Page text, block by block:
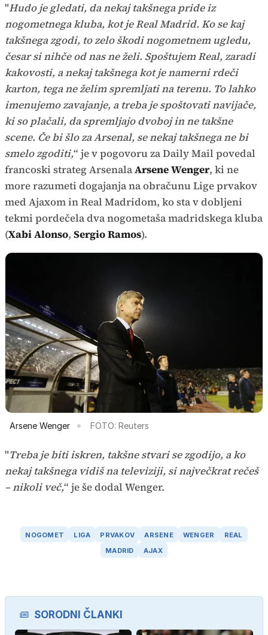
"Hudo je gledati, da nekaj takšnega pride iz
nogometnega kluba, kot je Real Madrid. Ko se kaj
takšnega zgodi, to zelo škodi nogometnem ugledu,
česar si nihče od nas ne želi. Spoštujem Real, zaradi
kakovosti, a nekaj takšnega kot je namerni rdeči
karton, tega ne želim spremljati na terenu. To lahko
imenujemo zavajanje, a treba je spoštovati navijače,
ki so plačali, da spremljajo dvoboj in ne takšne
scene. Če bi šlo za Arsenal, se nekaj takšnega ne bi
smelo zgoditi,“ je v pogovoru za Daily Mail povedal
francoski strateg ArsenalaArsene Wenger, ki ne
more razumeti dogajanja na obračunu Lige prvakov
med Ajaxom in Real Madridom, ko sta v dobljeni
tekmi pordečela dva nogometaša madridskega kluba
(Xabi Alonso, Sergio Ramos).
Arsene Wenger FOTO: Reuters
"Treba je biti iskren, takšne stvari se zgodijo, a ko
nekaj takšnega vidiš na televiziji, si največkrat rečeš
– nikoli več,“ je še dodal Wenger.
NOGOMET LIGA PRVAKOV ARSENE WENGER
REAL
MADRID
AJAX
SORODNI ČLANKI